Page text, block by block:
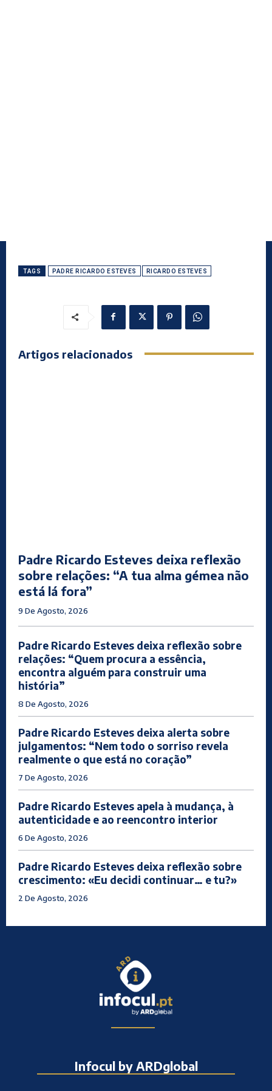
TAGS PADRE RICARDO ESTEVES RICARDO ESTEVES
Artigos relacionados
Padre Ricardo Esteves deixa reflexão
sobre relações: “A tua alma gémea não
está lá fora”
9 De Agosto, 2026
Padre Ricardo Esteves deixa reflexão sobre
relações: “Quem procura a essência,
encontra alguém para construir uma
história”
8 De Agosto, 2026
Padre Ricardo Esteves deixa alerta sobre
julgamentos: “Nem todo o sorriso revela
realmente o que está no coração”
7 De Agosto, 2026
Padre Ricardo Esteves apela à mudança, à
autenticidade e ao reencontro interior
6 De Agosto, 2026
Padre Ricardo Esteves deixa reflexão sobre
crescimento: «Eu decidi continuar… e tu?»
2 De Agosto, 2026
Infocul by ARDglobal